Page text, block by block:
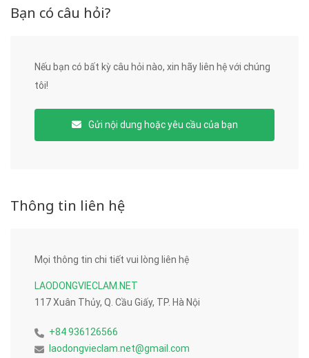
Bạn có câu hỏi?
Nếu bạn có bất kỳ câu hỏi nào, xin hãy liên hệ với chúng
tôi!
Gửi nội dung hoặc yêu cầu của bạn
Thông tin liên hệ
Mọi thông tin chi tiết vui lòng liên hệ
LAODONGVIECLAM.NET
117 Xuân Thủy, Q. Cầu Giấy, TP. Hà Nội
+84 936126566
laodongvieclam.net@gmail.com